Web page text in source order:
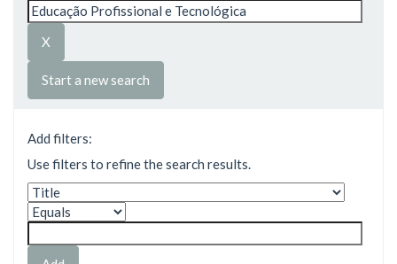
Start a new search
Add filters:
Use filters to refine the search results.